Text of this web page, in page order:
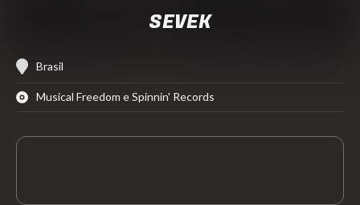
SEVEK
Brasil
Musical Freedom e Spinnin' Records